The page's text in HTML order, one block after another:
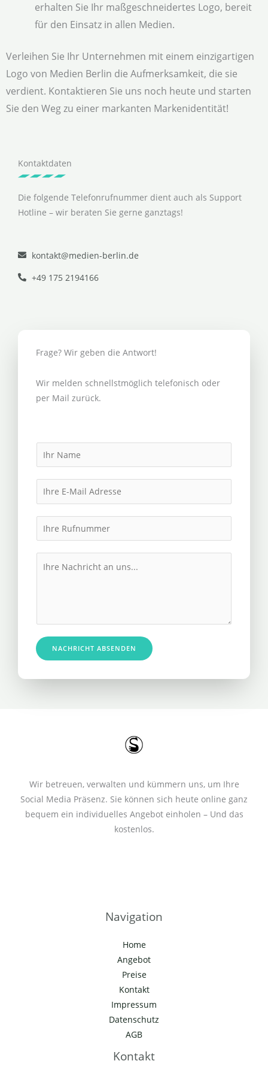
erhalten Sie Ihr maßgeschneidertes Logo, bereit
für den Einsatz in allen Medien.
Verleihen Sie Ihr Unternehmen mit einem einzigartigen
Logo von Medien Berlin die Aufmerksamkeit, die sie
verdient. Kontaktieren Sie uns noch heute und starten
Sie den Weg zu einer markanten Markenidentität!
Kontaktdaten
Die folgende Telefonrufnummer dient auch als Support
Hotline – wir beraten Sie gerne ganztags!
kontakt@medien-berlin.de
+49 175 2194166
Frage? Wir geben die Antwort!
Wir melden schnellstmöglich telefonisch oder
per Mail zurück.
a
m
m
a
h
r
n
u
m
e
NACHRICHT ABSENDEN
Wir betreuen, verwalten und kümmern uns, um Ihre
Social Media Präsenz. Sie können sich heute online ganz
bequem ein individuelles Angebot einholen – Und das
kostenlos.
Navigation
Home
Angebot
Preise
Kontakt
Impressum
Datenschutz
AGB
Kontakt